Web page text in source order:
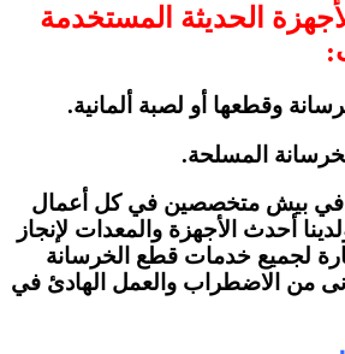
الحديثة المستخدمة
وقطعها أو لصبة ألمانية.
المسلحة.
في بيش متخصصين في كل أعمال
أحدث الأجهزة والمعدات لإنجاز
لجميع خدمات قطع الخرسانة
من الاضطراب والعمل الهادئ في